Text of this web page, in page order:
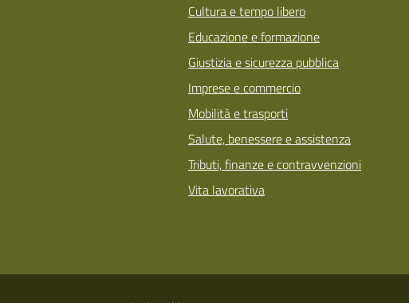
Cultura e tempo libero
Educazione e formazione
Giustizia e sicurezza pubblica
Imprese e commercio
Mobilità e trasporti
Salute, benessere e assistenza
Tributi, finanze e contravvenzioni
Vita lavorativa